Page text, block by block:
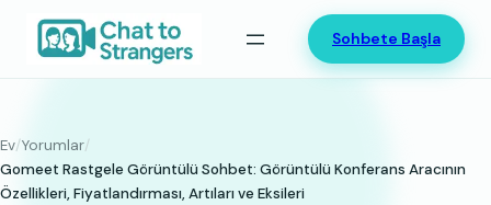
İçeriğe
Sohbete Başla
Ev/Yorumlar/
Gomeet Rastgele Görüntülü Sohbet: Görüntülü Konferans Aracının
Özellikleri, Fiyatlandırması, Artıları ve Eksileri